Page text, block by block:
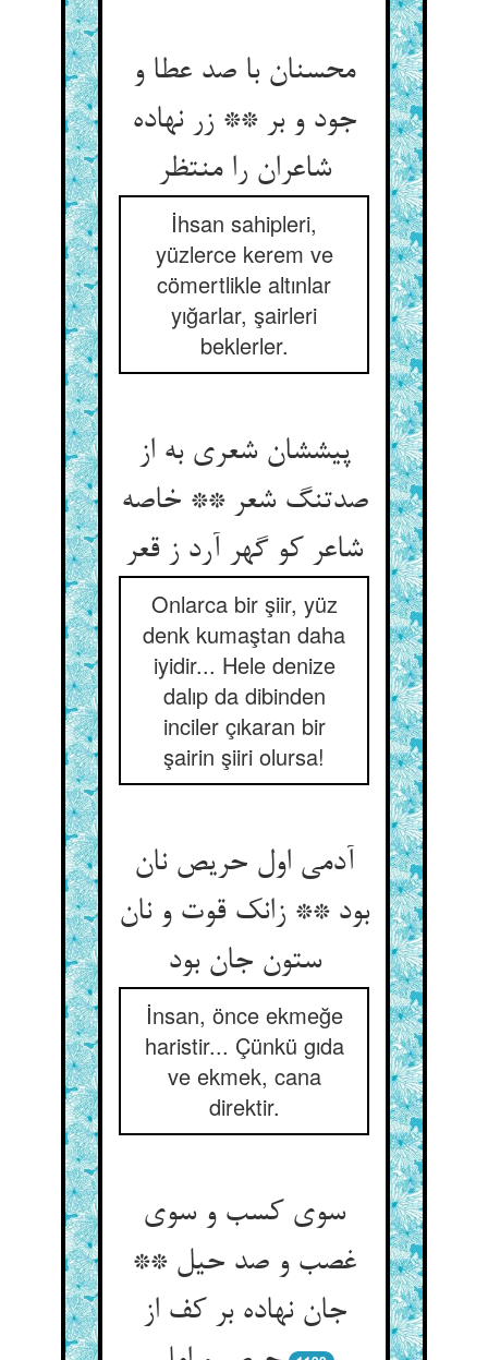
محسنان با صد عطا و
جود و بر ** زر نهاده
شاعران را منتظر
İhsan sahipleri,
yüzlerce kerem ve
cömertlikle altınlar
yığarlar, şairleri
beklerler.
پیششان شعری به از
صدتنگ شعر ** خاصه
شاعر کو گهر آرد ز قعر
Onlarca bir şiir, yüz
denk kumaştan daha
iyidir... Hele denize
dalıp da dibinden
inciler çıkaran bir
şairin şiiri olursa!
آدمی اول حریص نان
بود ** زانک قوت و نان
ستون جان بود
İnsan, önce ekmeğe
haristir... Çünkü gıda
ve ekmek, cana
direktir.
سوی کسب و سوی
غصب و صد حیل **
جان نهاده بر کف از